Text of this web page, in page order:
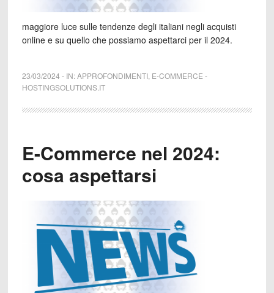
maggiore luce sulle tendenze degli italiani negli acquisti
online e su quello che possiamo aspettarci per il 2024.
23/03/2024 - IN:APPROFONDIMENTI, E-COMMERCE -
HOSTINGSOLUTIONS.IT
E-Commerce nel 2024:
cosa aspettarsi